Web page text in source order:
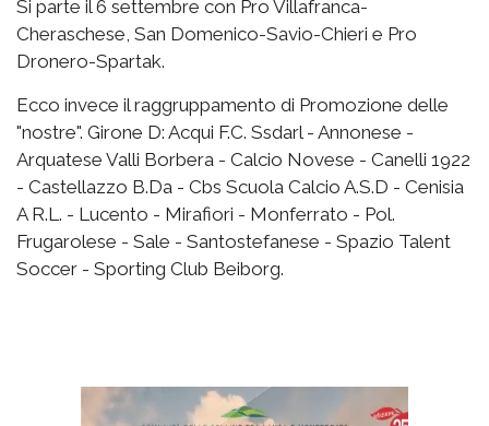
Si parte il 6 settembre con Pro Villafranca-
Cheraschese, San Domenico-Savio-Chieri e Pro
Dronero-Spartak.
Ecco invece il raggruppamento di Promozione delle
"nostre". Girone D: Acqui F.C. Ssdarl - Annonese -
Arquatese Valli Borbera - Calcio Novese - Canelli 1922
- Castellazzo B.Da - Cbs Scuola Calcio A.S.D - Cenisia
A R.L. - Lucento - Mirafiori - Monferrato - Pol.
Frugarolese - Sale - Santostefanese - Spazio Talent
Soccer - Sporting Club Beiborg.